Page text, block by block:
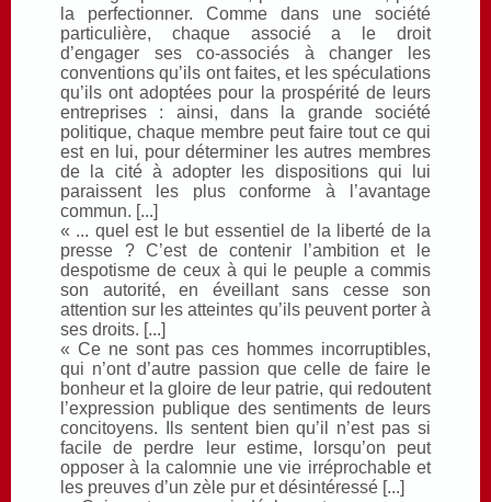
la perfectionner. Comme dans une société
particulière, chaque associé a le droit
d’engager ses co-associés à changer les
conventions qu’ils ont faites, et les spéculations
qu’ils ont adoptées pour la prospérité de leurs
entreprises : ainsi, dans la grande société
politique, chaque membre peut faire tout ce qui
est en lui, pour déterminer les autres membres
de la cité à adopter les dispositions qui lui
paraissent les plus conforme à l’avantage
commun. [...]
« ... quel est le but essentiel de la liberté de la
presse ? C’est de contenir l’ambition et le
despotisme de ceux à qui le peuple a commis
son autorité, en éveillant sans cesse son
attention sur les atteintes qu’ils peuvent porter à
ses droits. [...]
« Ce ne sont pas ces hommes incorruptibles,
qui n’ont d’autre passion que celle de faire le
bonheur et la gloire de leur patrie, qui redoutent
l’expression publique des sentiments de leurs
concitoyens. Ils sentent bien qu’il n’est pas si
facile de perdre leur estime, lorsqu’on peut
opposer à la calomnie une vie irréprochable et
les preuves d’un zèle pur et désintéressé [...]